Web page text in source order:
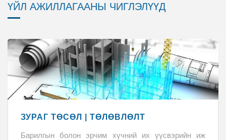
ҮЙЛ АЖИЛЛАГААНЫ ЧИГЛЭЛҮҮД
ЗУРАГ ТӨСӨЛ | ТӨЛӨВЛӨЛТ
Барилгын болон эрчим хүчний их үүсвэрийн иж